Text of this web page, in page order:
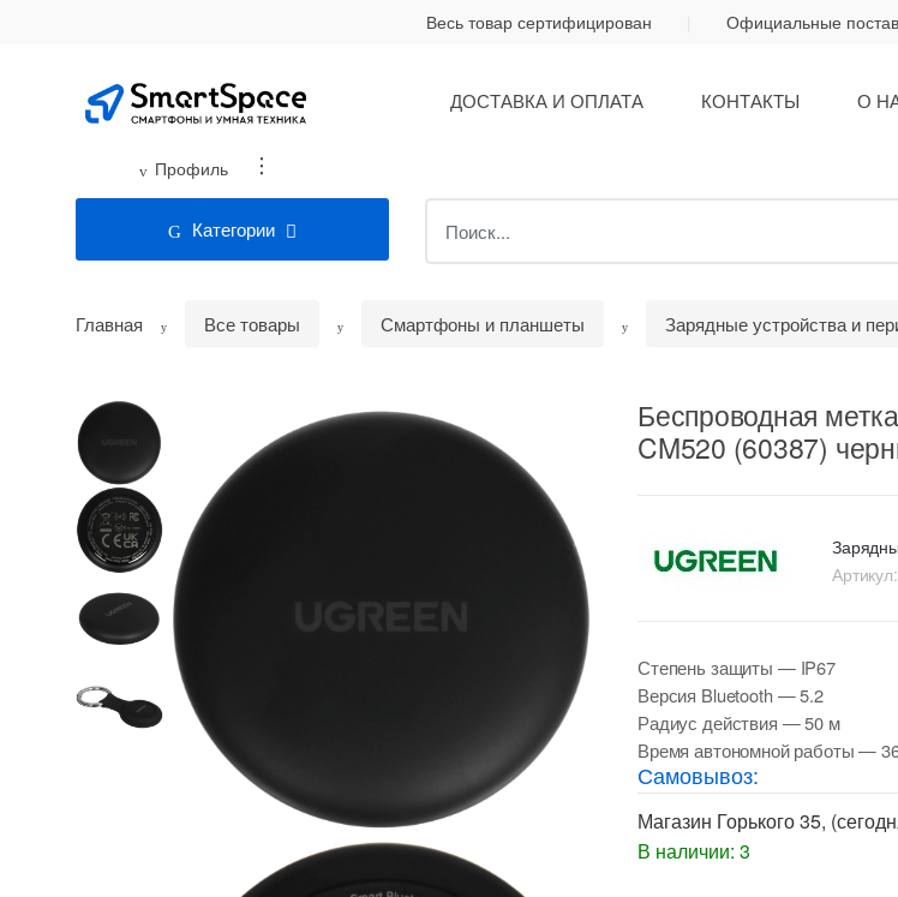
Весь товар сертифицирован Официальные
ДОСТАВКА И ОПЛАТА КОНТАКТЫ О
Профиль ...
Категории
Search
for:
Главная Все товары Смартфоны и планшеты Зарядные устройства и
Беспроводная
CM520 (60387)
Артикул:
Степень защиты — IP67
Версия Bluetooth — 5.2
Радиус действия — 50 м
Время автономной работы—
Самовывоз:
Магазин Горького 35,
В наличии: 3